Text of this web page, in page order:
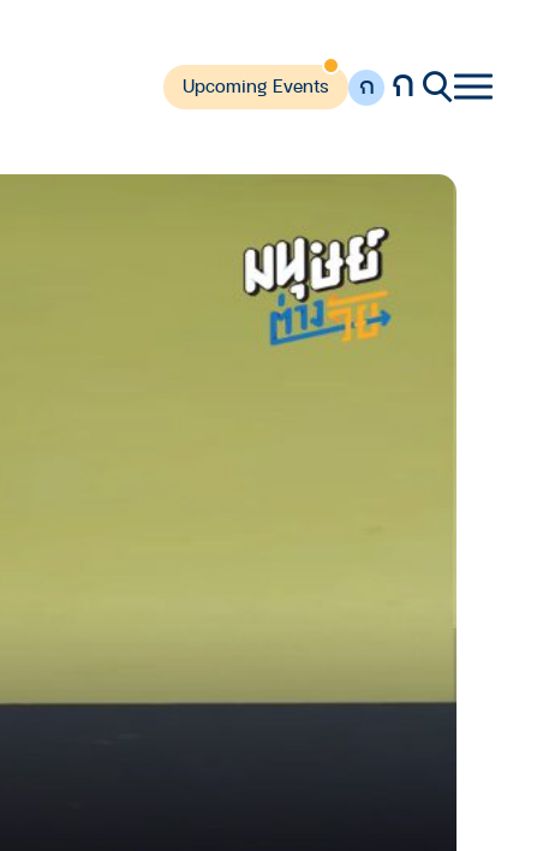
Upcoming Events ก ก